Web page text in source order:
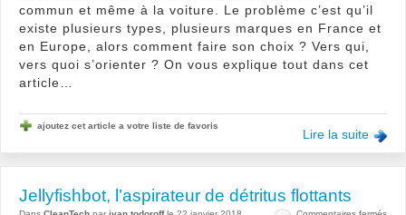
commun et même à la voiture. Le problème c’est qu’il
existe plusieurs types, plusieurs marques en France et
en Europe, alors comment faire son choix ? Vers qui,
vers quoi s’orienter ? On vous explique tout dans cet
article…
Lire la suite
ajoutez cet article a votre liste de favoris
Jellyfishbot, l’aspirateur de détritus flottants
sur